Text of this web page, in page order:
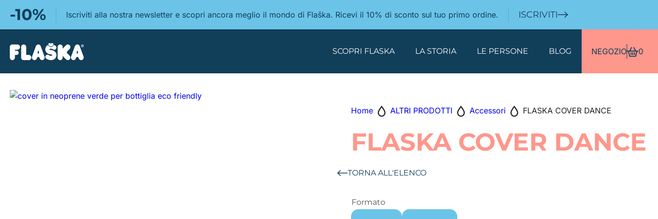
https://www.flaskaitalia.it/
-10% Iscriviti alla nostra newsletter e scopri ancora meglio il mondo di Flaška. Ricevi il 10% di sconto sul tuo primo ordine. ISCRIVITI
SCOPRI FLASKA LA STORIA LE PERSONE BLOG NEGOZIO 0
Home ALTRI PRODOTTI Accessori FLASKA COVER DANCE
FLASKA COVER DANCE
TORNA ALL'ELENCO
Formato